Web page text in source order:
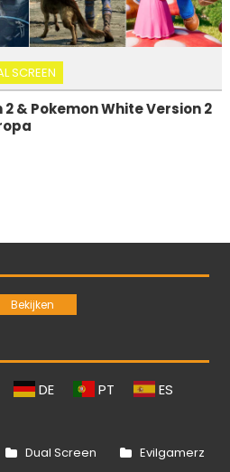
SCREEN
& Pokemon White Version 2
DE PT ES
Dual Screen
Evilgamerz